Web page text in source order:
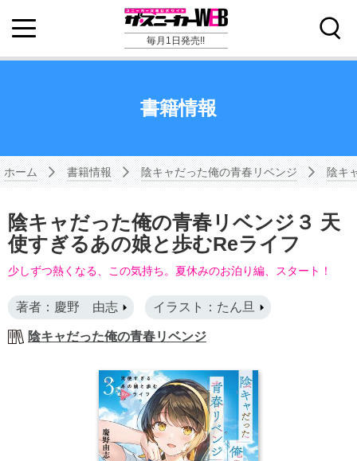
毎月1日発売!!
書籍情報
ホーム 書籍情報 陰キャだった俺の青春リベンジ 陰キ
陰キャだった俺の青春リベンジ３ 天
使すぎるあの娘と歩むReライフ
少しずつ熱くなる、この気持ち。夏休みのお泊り編、スタート！
著者：慶野 由志 イラスト：たん旦
陰キャだった俺の青春リベンジ